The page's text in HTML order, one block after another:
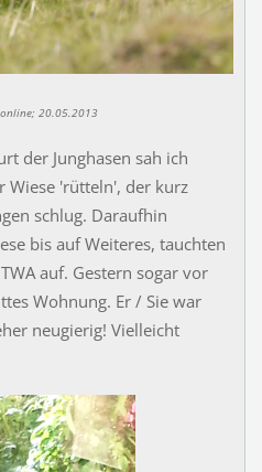
online; 20.05.2013
der Junghasen sah ich
Wiese 'rütteln', der kurz
schlug. Daraufhin
bis auf Weiteres, tauchten
auf. Gestern sogar vor
Wohnung. Er / Sie war
neugierig! Vielleicht